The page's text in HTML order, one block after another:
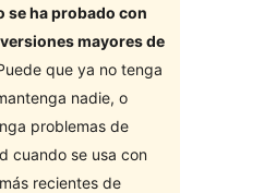
se ha probado con
mayores de
que ya no tenga
nadie, o
problemas de
cuando se usa con
recientes de